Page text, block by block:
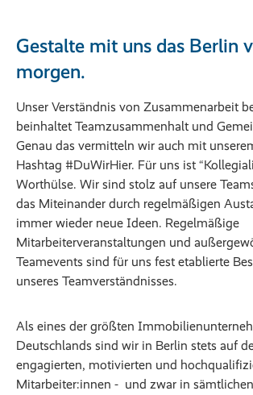
Gestalte mit uns das Berlin
morgen.
Unser Verständnis von Zusammenarbeit
beinhaltet Teamzusammenhalt und
Genau das vermitteln wir auch mit
Hashtag #DuWirHier. Für uns ist
Worthülse. Wir sind stolz auf unsere
das Miteinander durch regelmäßigen
immer wieder neue Ideen. Regelmäßige
Mitarbeiterveranstaltungen und
Teamevents sind für uns fest etablierte
unseres Teamverständnisses.
Als eines der größten
Deutschlands sind wir in Berlin stets auf
engagierten, motivierten und
Mitarbeiter:innen - und zwar in